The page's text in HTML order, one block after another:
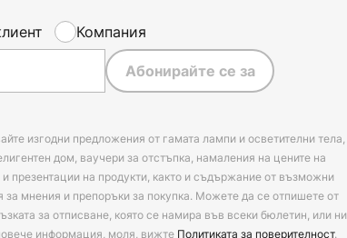
Компания
Абонирайте се за
изгодни предложения от гамата лампи и осветителни тела,
дом, ваучери за отстъпка, намаления на цените на
презентации на продукти, както и съдържание от възможни
за мнения и препоръки за покупка. Можете да се отпишете от
за отписване, която се намира във всеки бюлетин, или ни
информация, моля, вижте Политиката за поверителност.